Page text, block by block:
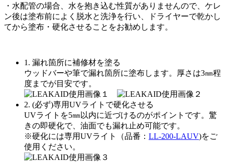
・水配管の場合、水を抱き込む性質がありませんので、ケレ
ン後は塗布前によく脱水と洗浄を行い、ドライヤーで乾かし
てから塗布・硬化させることをお勧めします。
1. 漏れ箇所に補修材を塗る
ウッドバーや筆で漏れ箇所に塗布します。厚さは3㎜程
度までが目安です。
2. (必ず)専用UVライトで硬化させる
UVライトを5㎜以内に近づけるのがポイントです。驚
きの即硬化で、油面でも漏れ止め可能です。
※硬化には専用UVライト（品番： LL-200-LAUV)をご
使用ください。